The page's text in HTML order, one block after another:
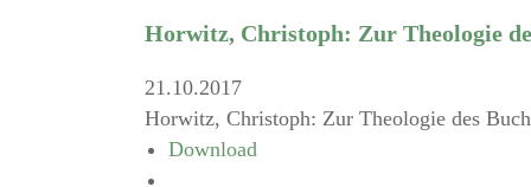
Horwitz, Christoph: Zur Theologie
21.10.2017
Horwitz, Christoph: Zur Theologie des
Download